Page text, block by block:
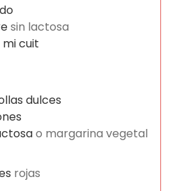
sin lactosa
cuit
dulces
o margarina vegetal
rojas